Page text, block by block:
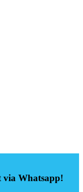
via Whatsapp!